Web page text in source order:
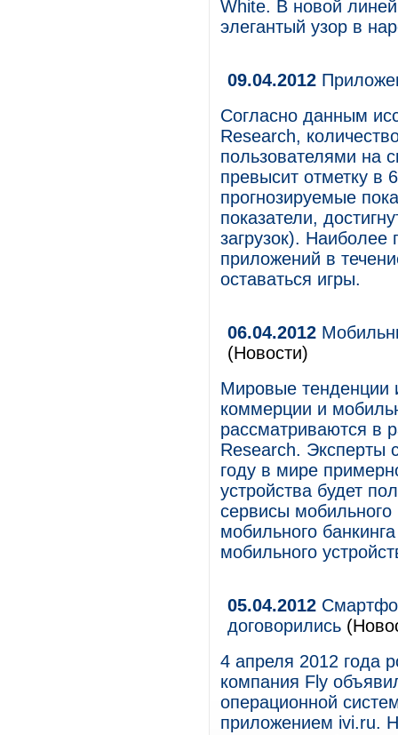
White. В новой
элегантый узор в
09.04.2012
Согласно данным
Research,
пользователями на
превысит отметку в
прогнозируемые
показатели,
загрузок). Наиболее
приложений в
оставаться игры.
06.04.2012
(Новости)
Мировые тенденции
коммерции и
рассматриваются в
Research. Эксперты
году в мире
устройства будет
сервисы мобильного
мобильного
мобильного
05.04.2012
договорились
4 апреля 2012 года
компания Fly
операционной
приложением ivi.ru.